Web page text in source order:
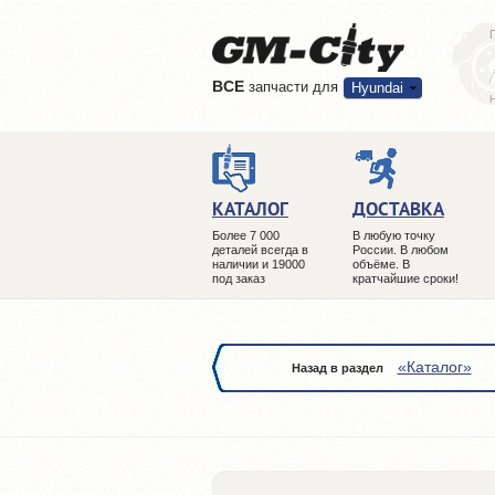
ВCE запчасти для Hyundai
КАТАЛОГ
Более 7 000
деталей всегда в
наличии и 19000
под заказ
ДОСТАВКА
В любую точку
России. В любом
объёме. В
кратчайшие сроки!
Назад в раздел «Каталог»